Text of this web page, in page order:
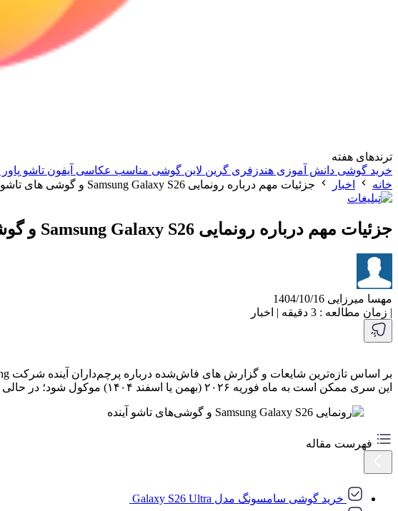
ترندهای هفته
خرید گوشی دانش آموزی هندزفری گرین لاین گوشی مناسب عکاسی آیفون تاشو
خانه
اخبار جزئیات مهم درباره رونمایی Samsung Galaxy S26 و گوشی‌ های تاشو آینده
جزئیات مهم درباره رونمایی Samsung Galaxy S26 و گوشی‌ های تاشو آینده
مهسا میرزایی 1404/10/16
| زمان مطالعه : 3 دقیقه | اخبار
این سری ممکن است به ماه فوریه ۲۰۲۶ (بهمن یا اسفند ۱۴۰۴) موکول شود؛ در حالی‌ که نسل‌های پیشین معمولاً در ماه ژانویه معرفی می‌شدند.
فهرست مقاله
خرید گوشی سامسونگ مدل Galaxy S26 Ultra